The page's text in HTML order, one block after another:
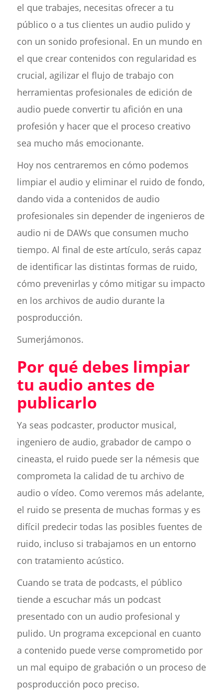
el que trabajes, necesitas ofrecer a tu
público o a tus clientes un audio pulido y
con un sonido profesional. En un mundo en
el que crear contenidos con regularidad es
crucial, agilizar el flujo de trabajo con
herramientas profesionales de edición de
audio puede convertir tu afición en una
profesión y hacer que el proceso creativo
sea mucho más emocionante.
Hoy nos centraremos en cómo podemos
limpiar el audio y eliminar el ruido de fondo,
dando vida a contenidos de audio
profesionales sin depender de ingenieros de
audio ni de DAWs que consumen mucho
tiempo. Al final de este artículo, serás capaz
de identificar las distintas formas de ruido,
cómo prevenirlas y cómo mitigar su impacto
en los archivos de audio durante la
posproducción.
Sumerjámonos.
Por qué debes limpiar
tu audio antes de
publicarlo
Ya seas podcaster, productor musical,
ingeniero de audio, grabador de campo o
cineasta, el ruido puede ser la némesis que
comprometa la calidad de tu archivo de
audio o vídeo. Como veremos más adelante,
el ruido se presenta de muchas formas y es
difícil predecir todas las posibles fuentes de
ruido, incluso si trabajamos en un entorno
con tratamiento acústico.
Cuando se trata de podcasts, el público
tiende a escuchar más un podcast
presentado con un audio profesional y
pulido. Un programa excepcional en cuanto
a contenido puede verse comprometido por
un mal equipo de grabación o un proceso de
posproducción poco preciso.